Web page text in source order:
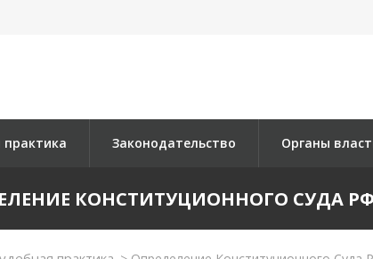
практика Законодательство Органы
КОНСТИТУЦИОННОГО СУДА РФ